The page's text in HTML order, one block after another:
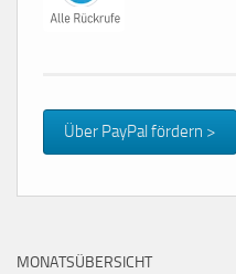
Über PayPal fördern >
MONATSÜBERSICHT